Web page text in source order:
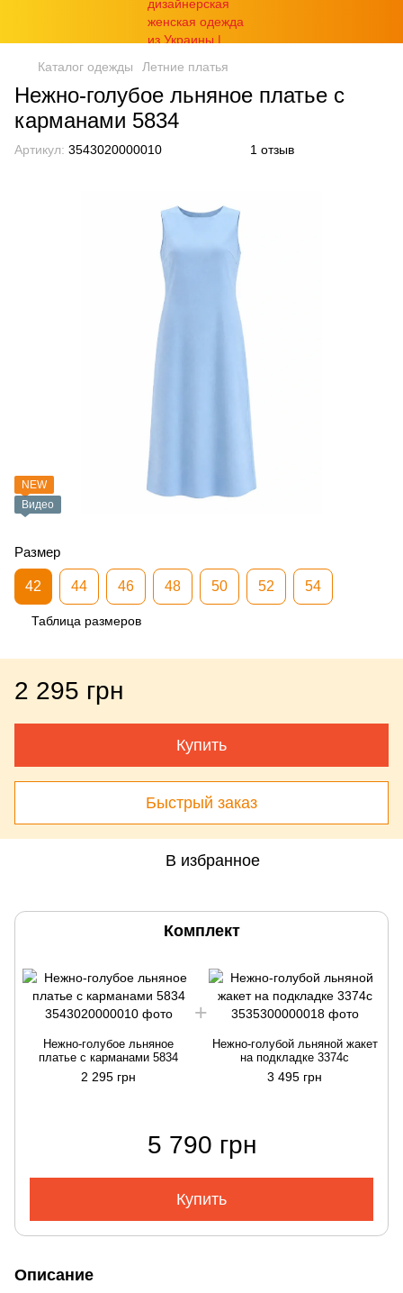
Каталог одежды Летние платья
Нежно-голубое льняное платье с
карманами 5834
Артикул: 3543020000010 1 отзыв
NEW
Видео
Размер
42 44 46 48 50 52 54
Таблица размеров
2 295 грн
Купить
Быстрый заказ
В избранное
Комплект
Нежно-голубое льняное
платье с карманами 5834
2 295 грн
Нежно-голубой льняной жакет
на подкладке 3374с
3 495 грн
5 790 грн
Купить
Описание